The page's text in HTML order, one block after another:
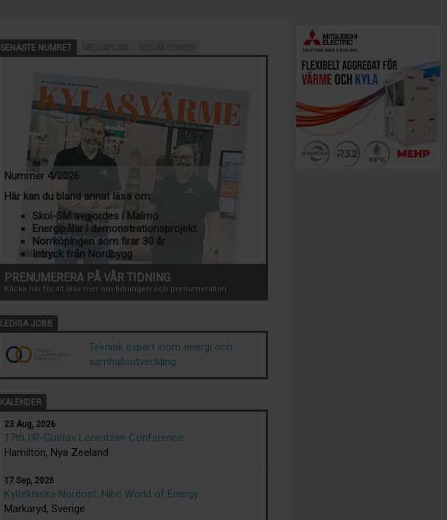
SENASTE NUMRET
Nummer 4/2026
Här kan du bland annat läsa om:
Skol-SM avgjordes i Malmö
Energipålar i demonstrationsprojekt
Norrköpingen som firar 30 år
Intryck från Nordbygg
PRENUMERERA PÅ VÅR TIDNING
Klicka här för att läsa mer om tidningen och prenumeration
LEDIGA JOBB
Teknisk expert inom energi och
samhällsutveckling
KALENDER
23 Aug, 2026
17th IIR-Gustav Lorentzen Conference
Hamilton, Nya Zeeland
17 Sep, 2026
Kyltekniska Nordost: Nibe World of Energy
Markaryd, Sverige